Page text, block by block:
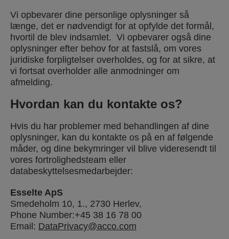
Vi opbevarer dine personlige oplysninger så
længe, det er nødvendigt for at opfylde det formål,
hvortil de blev indsamlet. Vi opbevarer også dine
oplysninger efter behov for at fastslå, om vores
juridiske forpligtelser overholdes, og for at sikre, at
vi fortsat overholder alle anmodninger om
afmelding.
Hvordan kan du kontakte os?
Hvis du har problemer med behandlingen af dine
oplysninger, kan du kontakte os på en af følgende
måder, og dine bekymringer vil blive videresendt til
vores fortrolighedsteam eller
databeskyttelsesmedarbejder:
Esselte ApS
Smedeholm 10, 1., 2730 Herlev,
Phone Number:+45 38 16 78 00
Email: DataPrivacy@acco.com